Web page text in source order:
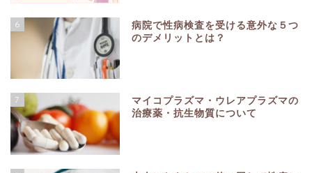
6
病院で性病検査を受ける意外な５つ
のデメリットとは？
7
マイコプラズマ・ウレアプラズマの
治療薬・抗生物質について